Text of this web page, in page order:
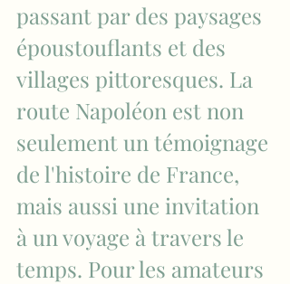
passant par des paysages
époustouflants et des
villages pittoresques. La
route Napoléon est non
seulement un témoignage
de l'histoire de France,
mais aussi une invitation
à un voyage à travers le
temps. Pour les amateurs